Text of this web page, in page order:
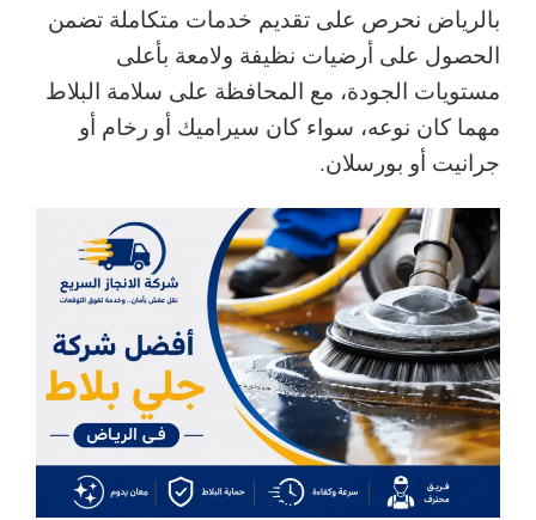
بالرياض نحرص على تقديم خدمات متكاملة تضمن
الحصول على أرضيات نظيفة ولامعة بأعلى
مستويات الجودة، مع المحافظة على سلامة البلاط
مهما كان نوعه، سواء كان سيراميك أو رخام أو
جرانيت أو بورسلان.